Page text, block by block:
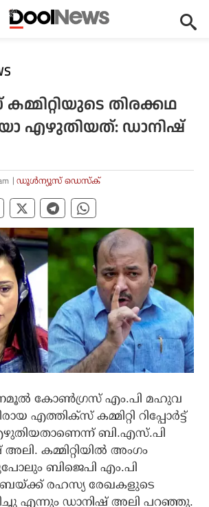
തിരക്കഥ
എഴുതിയത്: ഡാനിഷ്
ഡൂള്‍ന്യൂസ് ഡെസ്‌ക്
കോണ്‍ഗ്രസ് എം.പി മഹുവ
എത്തിക്‌സ് കമ്മിറ്റി റിപ്പോര്‍ട്ട്
ബി.എസ്.പി
കമ്മിറ്റിയില്‍ അംഗം
ബിജെപി എം.പി
രഹസ്യ രേഖകളുടെ
എന്നും ഡാനിഷ് അലി പറഞ്ഞു.